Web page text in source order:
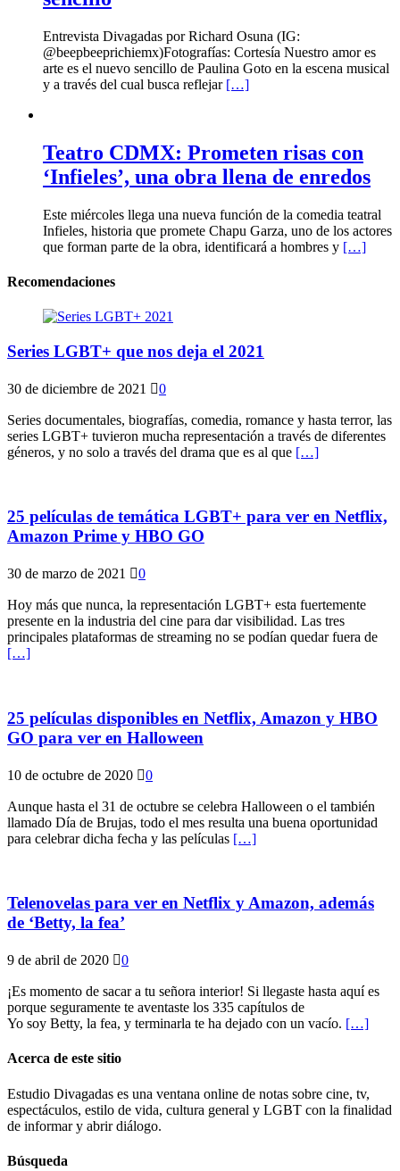
Entrevista Divagadas por Richard Osuna (IG:
@beepbeeprichiemx)Fotografías: Cortesía Nuestro amor es
arte es el nuevo sencillo de Paulina Goto en la escena musical
y a través del cual busca reflejar […]
Teatro CDMX: Prometen risas con
‘Infieles’, una obra llena de enredos
Este miércoles llega una nueva función de la comedia teatral
Infieles, historia que promete Chapu Garza, uno de los actores
que forman parte de la obra, identificará a hombres y […]
Recomendaciones
Series LGBT+ que nos deja el 2021
30 de diciembre de 2021 0
Series documentales, biografías, comedia, romance y hasta terror, las
series LGBT+ tuvieron mucha representación a través de diferentes
géneros, y no solo a través del drama que es al que […]
25 películas de temática LGBT+ para ver en Netflix,
Amazon Prime y HBO GO
30 de marzo de 2021 0
Hoy más que nunca, la representación LGBT+ esta fuertemente
presente en la industria del cine para dar visibilidad. Las tres
principales plataformas de streaming no se podían quedar fuera de
[…]
25 películas disponibles en Netflix, Amazon y HBO
GO para ver en Halloween
10 de octubre de 2020 0
Aunque hasta el 31 de octubre se celebra Halloween o el también
llamado Día de Brujas, todo el mes resulta una buena oportunidad
para celebrar dicha fecha y las películas […]
Telenovelas para ver en Netflix y Amazon, además
de ‘Betty, la fea’
9 de abril de 2020 0
¡Es momento de sacar a tu señora interior! Si llegaste hasta aquí es
porque seguramente te aventaste los 335 capítulos de
Yo soy Betty, la fea, y terminarla te ha dejado con un vacío. […]
Acerca de este sitio
Estudio Divagadas es una ventana online de notas sobre cine, tv,
espectáculos, estilo de vida, cultura general y LGBT con la finalidad
de informar y abrir diálogo.
Búsqueda